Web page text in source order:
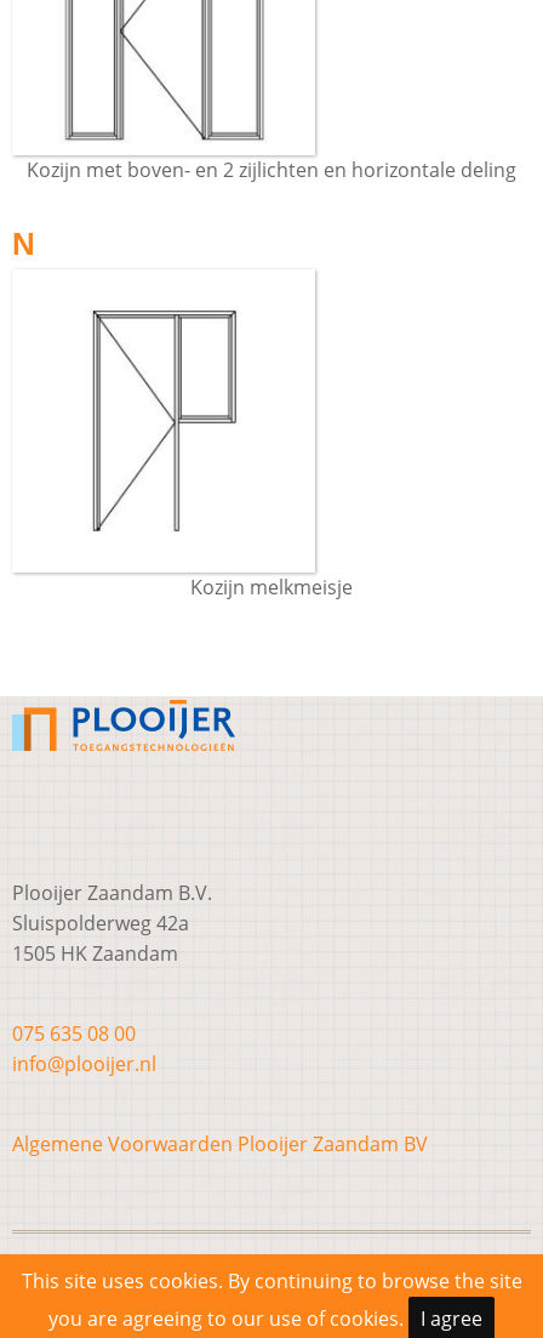
Kozijn met boven- en 2 zijlichten en horizontale deling
N
Kozijn melkmeisje
Plooijer Zaandam B.V.
Sluispolderweg 42a
1505 HK Zaandam
075 635 08 00
info@plooijer.nl
Algemene Voorwaarden Plooijer Zaandam BV
© 2026 Plooijer Zaandam B.V. , All rights reserved.
This site uses cookies. By continuing to browse the site
you are agreeing to our use of cookies.
I agree